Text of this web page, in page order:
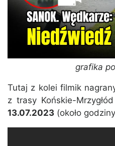
grafika
Tutaj z kolei filmik
z trasy Końskie-
13.07.2023 (około